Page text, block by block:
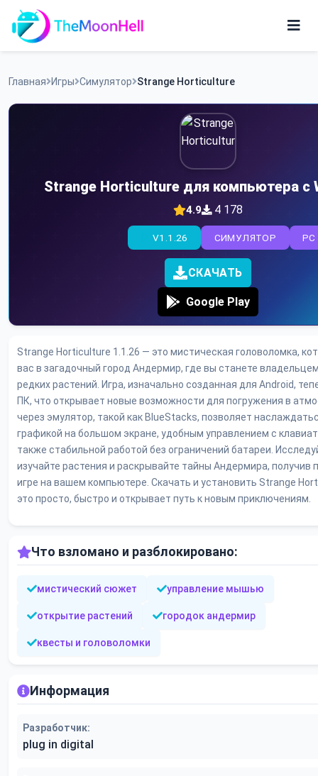
Skip
content
Приложения
Главная Игры Симулятор Strange Horticulture
Strange Horticulture для компьютера с
4.9 4 178
PC
СИМУЛЯТОР
V1.1.26
СКАЧАТЬ
Google Play
Strange Horticulture 1.1.26 — это мистическая головоломка,
вас в загадочный город Андермир, где вы станете
редких растений. Игра, изначально созданная для Android,
ПК, что открывает новые возможности для погружения в
через эмулятор, такой как BlueStacks, позволяет
графикой на большом экране, удобным управлением с
также стабильной работой без ограничений батареи.
изучайте растения и раскрывайте тайны Андермира, получив
игре на вашем компьютере. Скачать и установить Strange
это просто, быстро и открывает путь к новым приключениям.
Что взломано и разблокировано:
мистический сюжет управление мышью
открытие растений городок андермир
квесты и головоломки
Информация
Разработчик:
plug in digital